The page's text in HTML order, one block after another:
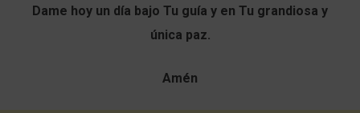
Dame hoy un día bajo Tu guía y en Tu grandiosa y
única paz.
Amén